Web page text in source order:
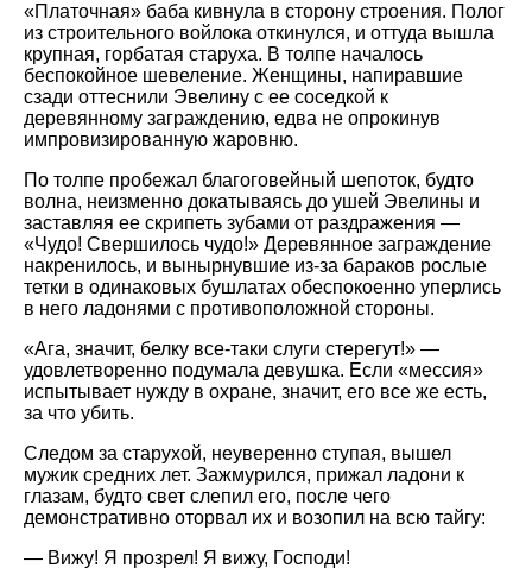
Платочная
баба кивнула в сторону строения. Полог
из строительного войлока откинулся, и оттуда вышла
крупная, горбатая старуха. В толпе началось
беспокойное шевеление. Женщины, напиравшие
сзади оттеснили Эвелину с ее соседкой к
деревянному заграждению, едва не опрокинув
импровизированную жаровню.
По толпе пробежал благоговейный шепоток, будто
волна, неизменно докатываясь до ушей Эвелины и
заставляя ее скрипеть зубами от раздражения —
Чудо! Свершилось чудо!
Деревянное заграждение
накренилось, и вынырнувшие из-за бараков рослые
тетки в одинаковых бушлатах обеспокоенно уперлись
в него ладонями с противоположной стороны.
Ага, значит, белку все-таки слуги стерегут!
—
удовлетворенно подумала девушка. Если
мессия
испытывает нужду в охране, значит, его все же есть,
за что убить.
Следом за старухой, неуверенно ступая, вышел
мужик средних лет. Зажмурился, прижал ладони к
глазам, будто свет слепил его, после чего
демонстративно оторвал их и возопил на всю тайгу:
— Вижу! Я прозрел! Я вижу, Господи!